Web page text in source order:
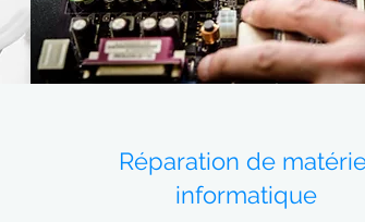
Réparation de
informatique